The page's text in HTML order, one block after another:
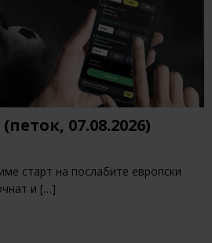
07.08.2026)
старт на послабите европски
и […]